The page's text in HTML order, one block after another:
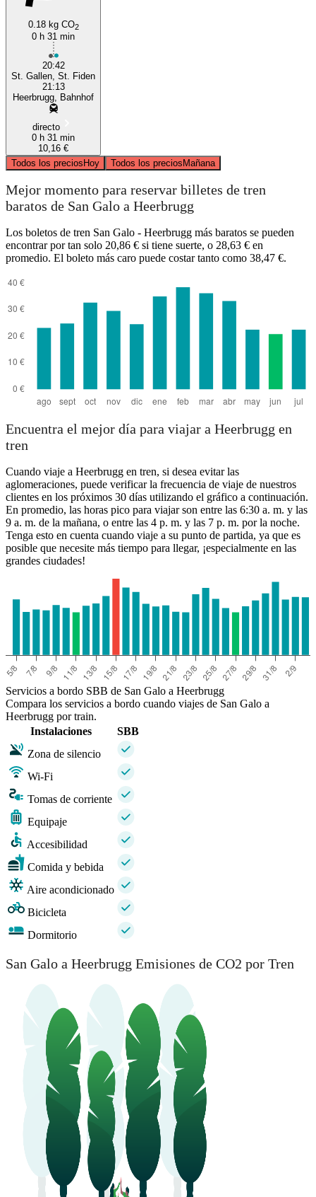
0.18 kg CO2
0 h 31 min
20:42
St. Gallen, St. Fiden
21:13
Heerbrugg, Bahnhof
directo
0 h 31 min
10,16 €
Todos los preciosHoy Todos los preciosMañana
Mejor momento para reservar billetes de tren
baratos de San Galo a Heerbrugg
Los boletos de tren San Galo - Heerbrugg más baratos se pueden
encontrar por tan solo 20,86 € si tiene suerte, o 28,63 € en
promedio. El boleto más caro puede costar tanto como 38,47 €.
Encuentra el mejor día para viajar a Heerbrugg en
tren
Cuando viaje a Heerbrugg en tren, si desea evitar las
aglomeraciones, puede verificar la frecuencia de viaje de nuestros
clientes en los próximos 30 días utilizando el gráfico a continuación.
En promedio, las horas pico para viajar son entre las 6:30 a. m. y las
9 a. m. de la mañana, o entre las 4 p. m. y las 7 p. m. por la noche.
Tenga esto en cuenta cuando viaje a su punto de partida, ya que es
posible que necesite más tiempo para llegar, ¡especialmente en las
grandes ciudades!
Servicios a bordo SBB de San Galo a Heerbrugg
Compara los servicios a bordo cuando viajes de San Galo a
Heerbrugg por train.
Instalaciones
SBB
Zona de silencio
Wi-Fi
Tomas de corriente
Equipaje
Accesibilidad
Comida y bebida
Aire acondicionado
Bicicleta
Dormitorio
San Galo a Heerbrugg Emisiones de CO2 por Tren